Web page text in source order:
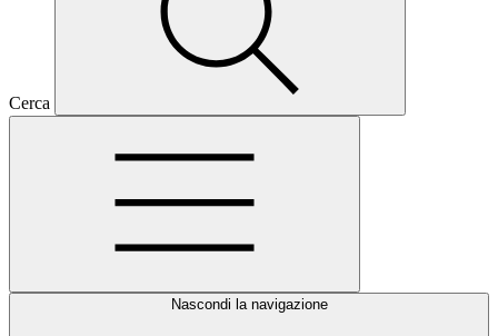
Cerca
Nascondi la navigazione